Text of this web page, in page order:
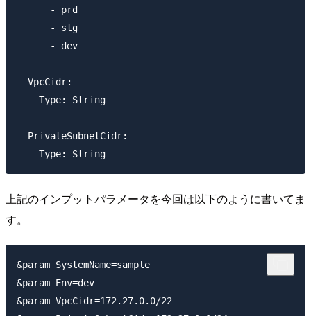
      - prd
      - stg
      - dev
  VpcCidr:
    Type: String
  PrivateSubnetCidr:
上記のインプットパラメータを今回は以下のように書いてま
す。
&param_SystemName=sample
&param_Env=dev
&param_VpcCidr=172.27.0.0/22